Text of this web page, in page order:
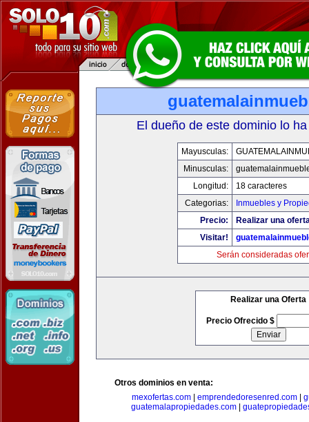
El dueño de este dominio lo
Mayusculas:
Minusculas:
Longitud:
18 caracteres
Categorias:
Inmuebles y
Precio:
Realizar una
Visitar!
Serán consideradas
Realizar una Oferta
Precio Ofrecido $
Otros dominios en venta:
mexofertas.com
emprendedoresenred.com
guatemalapropiedades.com|